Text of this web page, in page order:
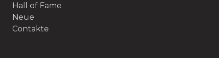
Hall of Fame
Neue
Contakte